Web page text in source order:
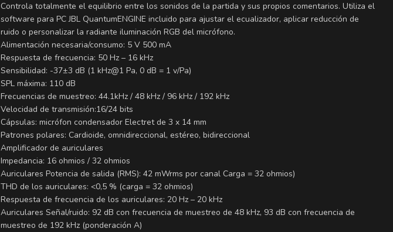
Controla totalmente el equilibrio entre los sonidos de la partida y sus propios comentarios. Utiliza el
software para PC JBL QuantumENGINE incluido para ajustar el ecualizador, aplicar reducción de
ruido o personalizar la radiante iluminación RGB del micrófono.
Alimentación necesaria/consumo: 5 V 500 mA
Respuesta de frecuencia: 50 Hz – 16 kHz
Sensibilidad: -37±3 dB (1 kHz@1 Pa, 0 dB = 1 v/Pa)
SPL máxima: 110 dB
Frecuencias de muestreo: 44.1kHz / 48 kHz / 96 kHz / 192 kHz
Velocidad de transmisión:16/24 bits
Cápsulas: micrófon condensador Electret de 3 x 14 mm
Patrones polares: Cardioide, omnidireccional, estéreo, bidireccional
Amplificador de auriculares
Impedancia: 16 ohmios / 32 ohmios
Auriculares Potencia de salida (RMS): 42 mWrms por canal Carga = 32 ohmios)
THD de los auriculares: <0,5 % (carga = 32 ohmios)
Respuesta de frecuencia de los auriculares: 20 Hz – 20 kHz
Auriculares Señal/ruido: 92 dB con frecuencia de muestreo de 48 kHz, 93 dB con frecuencia de
muestreo de 192 kHz (ponderación A)